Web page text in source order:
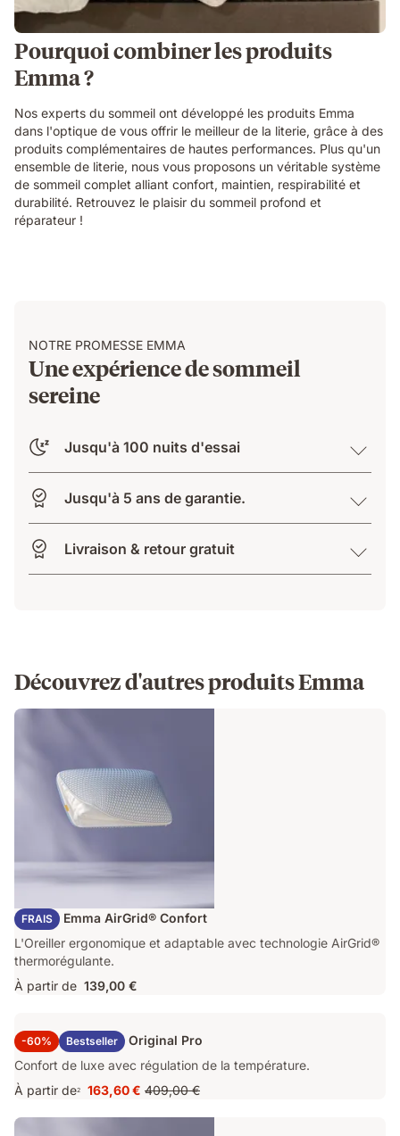
Pourquoi combiner les produits
Emma ?
Nos experts du sommeil ont développé les produits Emma
dans l'optique de vous offrir le meilleur de la literie, grâce à des
produits complémentaires de hautes performances. Plus qu'un
ensemble de literie, nous vous proposons un véritable système
de sommeil complet alliant confort, maintien, respirabilité et
durabilité. Retrouvez le plaisir du sommeil profond et
réparateur !
NOTRE PROMESSE EMMA
Une expérience de sommeil
sereine
Jusqu'à 100 nuits d'essai
Jusqu'à 5 ans de garantie.
Livraison & retour gratuit
Découvrez d'autres produits Emma
FRAIS
Oreiller Emma AirGrid® Confort
L'Oreiller ergonomique et adaptable avec technologie AirGrid®
thermorégulante.
À partir de 139,00 €
-60% Bestseller
Surmatelas Emma Original Pro
Confort de luxe avec régulation de la température.
À partir de2
Prix
163,60 €
163,60 € Prix
d'origine
409,00 €